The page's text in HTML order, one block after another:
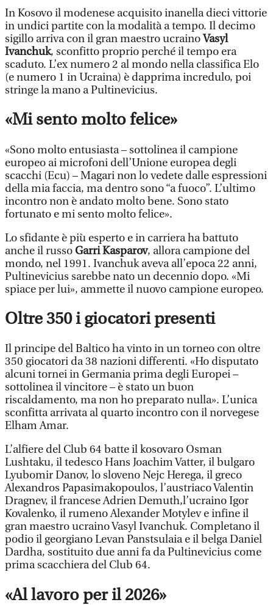
In Kosovo il modenese acquisito inanella dieci vittorie
in undici partite con la modalità a tempo. Il decimo
sigillo arriva con il gran maestro ucrainoVasyl
Ivanchuk, sconfitto proprio perché il tempo era
scaduto. L’ex numero 2 al mondo nella classifica Elo
(e numero 1 in Ucraina) è dapprima incredulo, poi
stringe la mano a Pultinevicius.
«Mi sento molto felice»
«Sono molto entusiasta – sottolinea il campione
europeo ai microfoni dell’Unione europea degli
scacchi (Ecu) – Magari non lo vedete dalle espressioni
della mia faccia, ma dentro sono “a fuoco”. L’ultimo
incontro non è andato molto bene. Sono stato
fortunato e mi sento molto felice».
Lo sfidante è più esperto e in carriera ha battuto
anche il russoGarri Kasparov, allora campione del
mondo, nel 1991. Ivanchuk aveva all’epoca 22 anni,
Pultinevicius sarebbe nato un decennio dopo. «Mi
spiace per lui», ammette il nuovo campione europeo.
Oltre 350 i giocatori presenti
Il principe del Baltico ha vinto in un torneo con oltre
350 giocatori da 38 nazioni differenti. «Ho disputato
alcuni tornei in Germania prima degli Europei –
sottolinea il vincitore – è stato un buon
riscaldamento, ma non ho preparato nulla». L’unica
sconfitta arrivata al quarto incontro con il norvegese
Elham Amar.
L’alfiere del Club 64 batte il kosovaro Osman
Lushtaku, il tedesco Hans Joachim Vatter, il bulgaro
Lyubomir Danov, lo sloveno Nejc Herega, il greco
Alexandros Papasimakopoulos, l’austriaco Valentin
Dragnev, il francese Adrien Demuth,l’ucraino Igor
Kovalenko, il rumeno Alexander Motylev e infine il
gran maestro ucraino Vasyl Ivanchuk. Completano il
podio il georgiano Levan Panstsulaia e il belga Daniel
Dardha, sostituito due anni fa da Pultinevicius come
prima scacchiera del Club 64.
«Al lavoro per il 2026»